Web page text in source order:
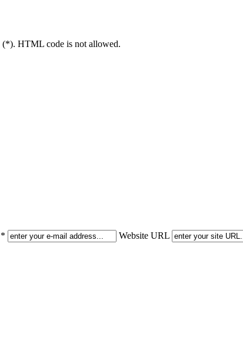
(*). HTML code is not allowed.
Website URL